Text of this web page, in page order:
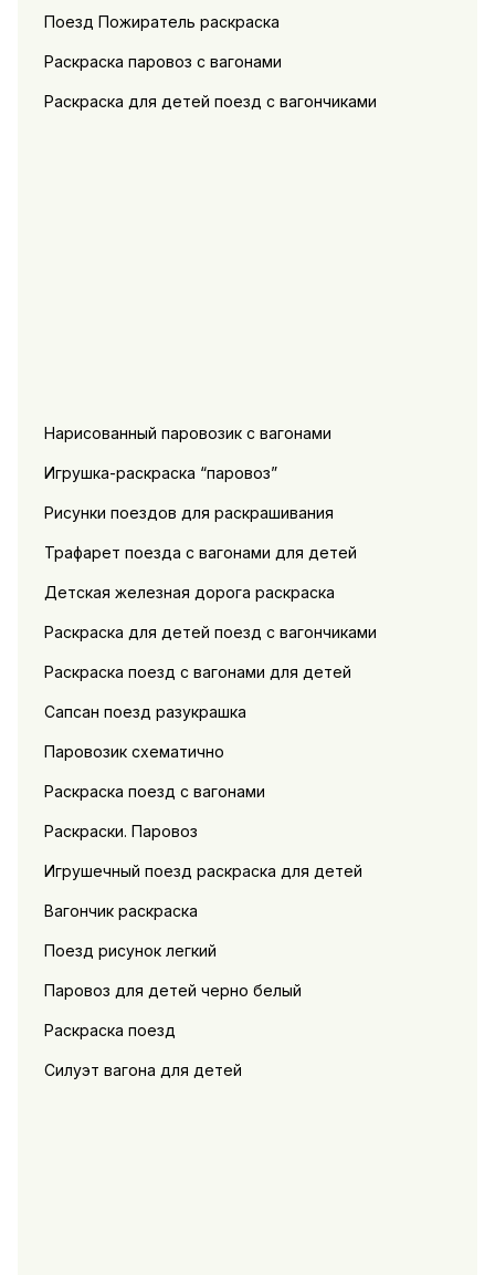
Поезд Пожиратель раскраска
Раскраска паровоз с вагонами
Раскраска для детей поезд с вагончиками
Нарисованный паровозик с вагонами
Игрушка-раскраска “паровоз”
Рисунки поездов для раскрашивания
Трафарет поезда с вагонами для детей
Детская железная дорога раскраска
Раскраска для детей поезд с вагончиками
Раскраска поезд с вагонами для детей
Сапсан поезд разукрашка
Паровозик схематично
Раскраска поезд с вагонами
Раскраски. Паровоз
Игрушечный поезд раскраска для детей
Вагончик раскраска
Поезд рисунок легкий
Паровоз для детей черно белый
Раскраска поезд
Силуэт вагона для детей